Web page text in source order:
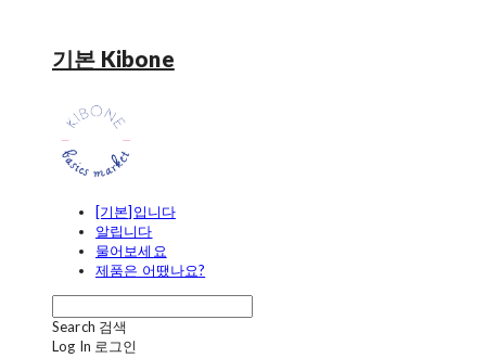
기본 Kibone
[기본]입니다
알립니다
물어보세요
제품은 어땠나요?
Search 검색
Log In 로그인